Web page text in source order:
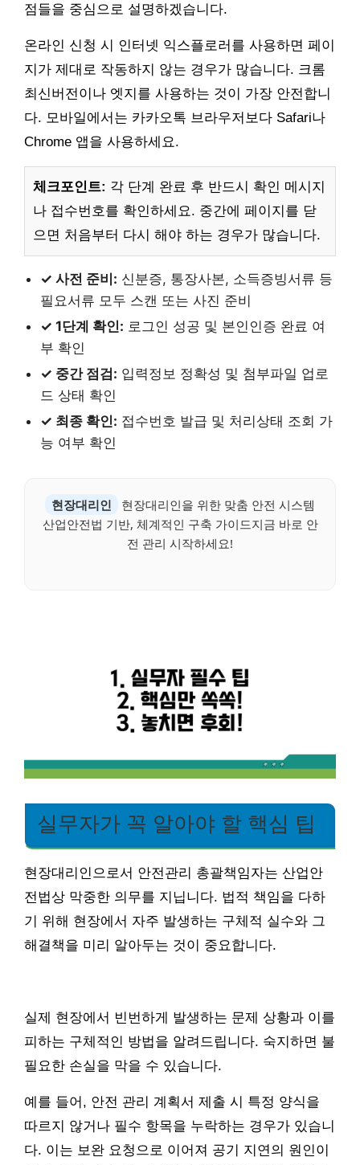
점들을 중심으로 설명하겠습니다.
온라인 신청 시 인터넷 익스플로러를 사용하면 페이
지가 제대로 작동하지 않는 경우가 많습니다. 크롬
최신버전이나 엣지를 사용하는 것이 가장 안전합니
다. 모바일에서는 카카오톡 브라우저보다 Safari나
Chrome 앱을 사용하세요.
체크포인트: 각 단계 완료 후 반드시 확인 메시지
나 접수번호를 확인하세요. 중간에 페이지를 닫
으면 처음부터 다시 해야 하는 경우가 많습니다.
✓ 사전 준비: 신분증, 통장사본, 소득증빙서류 등
필요서류 모두 스캔 또는 사진 준비
✓ 1단계 확인: 로그인 성공 및 본인인증 완료 여
부 확인
✓ 중간 점검: 입력정보 정확성 및 첨부파일 업로
드 상태 확인
✓ 최종 확인: 접수번호 발급 및 처리상태 조회 가
능 여부 확인
현장대리인
현장대리인을 위한 맞춤 안전 시스템
산업안전법 기반, 체계적인 구축 가이드지금 바로 안
전 관리 시작하세요!
실무자가 꼭 알아야 할 핵심 팁
현장대리인으로서 안전관리 총괄책임자는 산업안
전법상 막중한 의무를 지닙니다. 법적 책임을 다하
기 위해 현장에서 자주 발생하는 구체적 실수와 그
해결책을 미리 알아두는 것이 중요합니다.
실제 현장에서 빈번하게 발생하는 문제 상황과 이를
피하는 구체적인 방법을 알려드립니다. 숙지하면 불
필요한 손실을 막을 수 있습니다.
예를 들어, 안전 관리 계획서 제출 시 특정 양식을
따르지 않거나 필수 항목을 누락하는 경우가 있습니
다. 이는 보완 요청으로 이어져 공기 지연의 원인이